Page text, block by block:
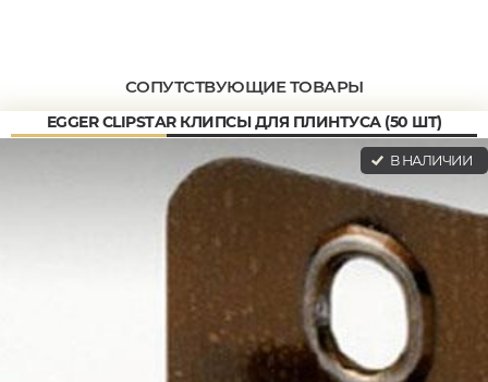
СОПУТСТВУЮЩИЕ ТОВАРЫ
EGGER CLIPSTAR КЛИПСЫ ДЛЯ ПЛИНТУСА (50 ШТ)
В НАЛИЧИИ